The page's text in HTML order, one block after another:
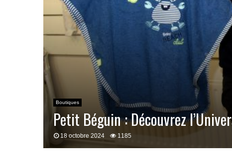
Boutiques
Petit Béguin : Découvrez
18 octobre 2024 1185